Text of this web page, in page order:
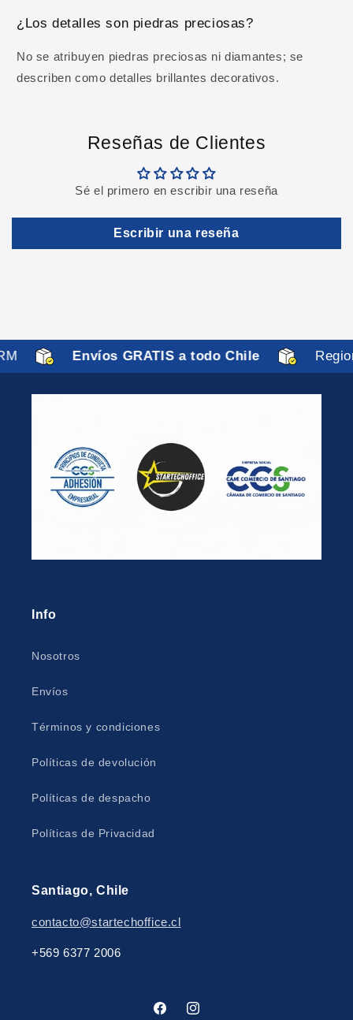
¿Los detalles son piedras preciosas?
No se atribuyen piedras preciosas ni diamantes; se
describen como detalles brillantes decorativos.
Reseñas de Clientes
Sé el primero en escribir una reseña
Escribir una reseña
Envíos GRATIS a todo Chile
Info
Nosotros
Envíos
Términos y condiciones
Políticas de devolución
Políticas de despacho
Políticas de Privacidad
Santiago, Chile
contacto@startechoffice.cl
+569 6377 2006
FacebookInstagram